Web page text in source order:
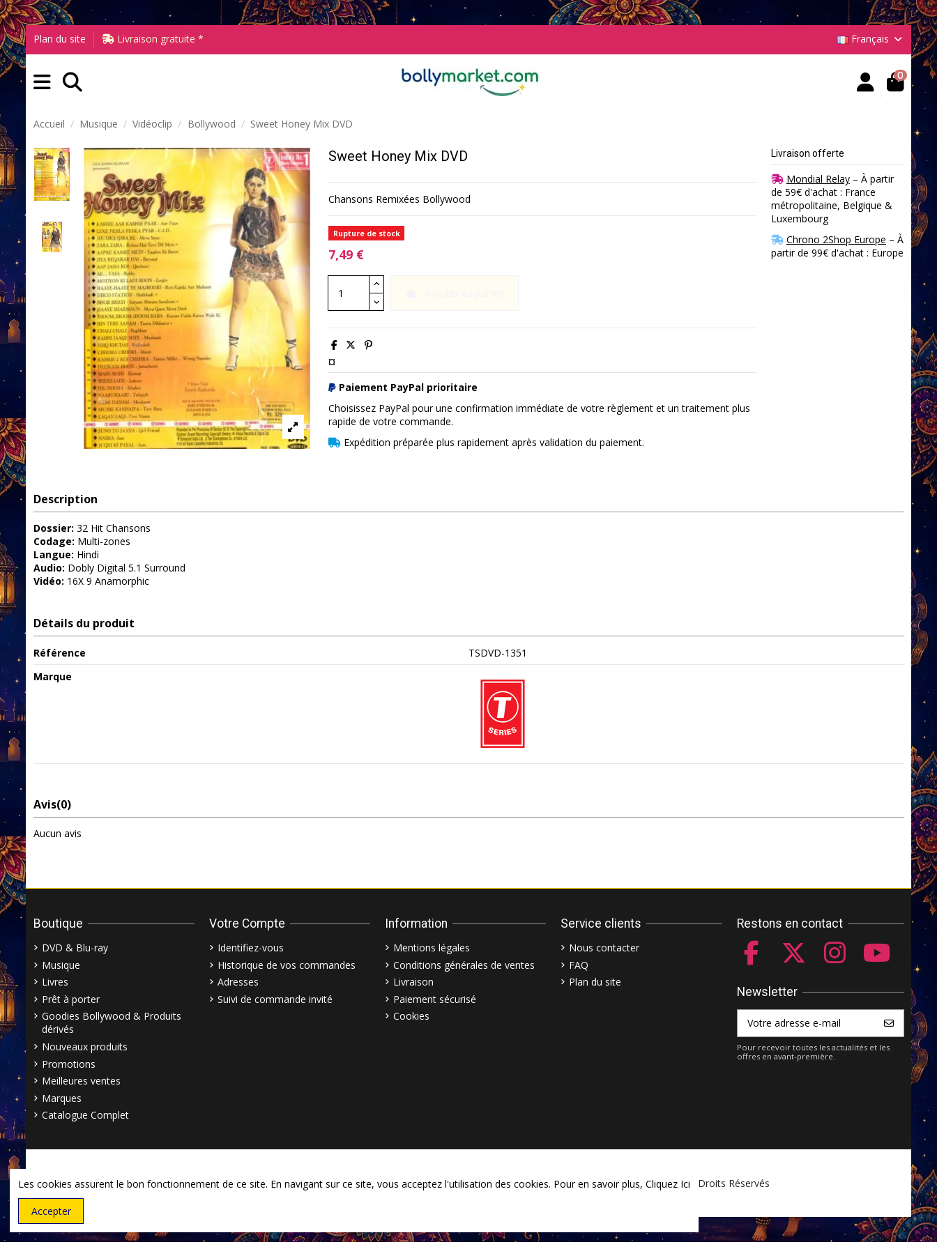
Plan du site Livraison gratuite * Français
0
Accueil Musique Vidéoclip Bollywood Sweet Honey Mix DVD
Sweet Honey Mix DVD
Chansons Remixées Bollywood
Rupture de stock
7,49 €
¤
Paiement PayPal prioritaire
Choisissez PayPal pour une confirmation immédiate de votre règlement et un traitement plus
rapide de votre commande.
Expédition préparée plus rapidement après validation du paiement.
Livraison offerte
Mondial Relay– À partir
de 59€ d'achat : France
métropolitaine, Belgique &
Luxembourg
Chrono 2Shop Europe – À
partir de 99€ d'achat : Europe
Description
Dossier: 32 Hit Chansons
Codage: Multi-zones
Langue: Hindi
Audio: Dobly Digital 5.1 Surround
Vidéo: 16X 9 Anamorphic
Détails du produit
Référence
TSDVD-1351
Marque
Avis(0)
Aucun avis
Boutique
DVD & Blu-ray
Musique
Livres
Prêt à porter
Goodies Bollywood & Produits
dérivés
Nouveaux produits
Promotions
Meilleures ventes
Marques
Catalogue Complet
Votre Compte
Identifiez-vous
Historique de vos commandes
Adresses
Suivi de commande invité
Information
Mentions légales
Conditions générales de ventes
Livraison
Paiement sécurisé
Cookies
Service clients
Nous contacter
FAQ
Plan du site
Restons en contact
Newsletter
Pour recevoir toutes les actualités et les
offres en avant-première.
© Copyright 2003–2026 Bollymarket.com - Tous Droits Réservés
Les cookies assurent le bon fonctionnement de ce site. En navigant sur ce site, vous acceptez l'utilisation des cookies. Pour en savoir plus, Cliquez Ici
Accepter